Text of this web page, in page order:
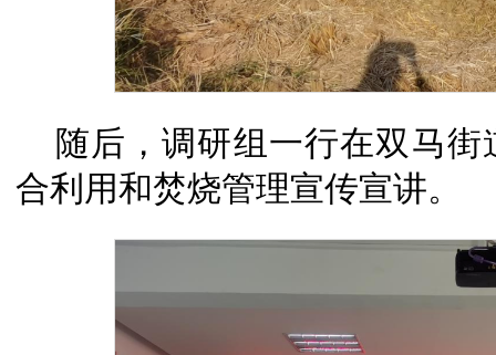
随后，调研组一行在双马
合利用和焚烧管理宣传宣讲。